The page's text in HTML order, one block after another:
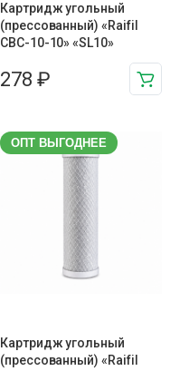
Картридж угольный
(прессованный) «Raifil
CBC-10-10» «SL10»
278 ₽
ОПТ ВЫГОДНЕЕ
Картридж угольный
(прессованный) «Raifil